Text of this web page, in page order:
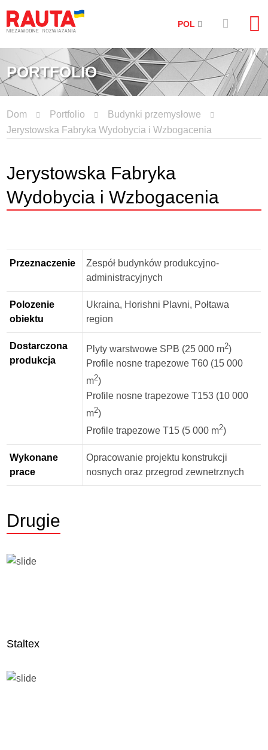
POL
PORTFOLIO
Dom Portfolio
Budynki przemysłowe
Jerystowska Fabryka Wydobycia i Wzbogacenia
Jerystowska Fabryka
Wydobycia i Wzbogacenia
Przeznaczenie
Zespół budynków produkcyjno-
administracyjnych
Polozenie
obiektu
Ukraina, Horishni Plavni, Połtawa
region
Dostarczona
produkcja
Plyty warstwowe SPB (25 000 m2)
Profile nosne trapezowe Т60 (15 000
m2)
Profile nosne trapezowe Т153 (10 000
m2)
Profile trapezowe Т15 (5 000 m2)
Wykonane
prace
Opracowanie projektu konstrukcji
nosnych oraz przegrod zewnetrznych
Drugie
Staltex